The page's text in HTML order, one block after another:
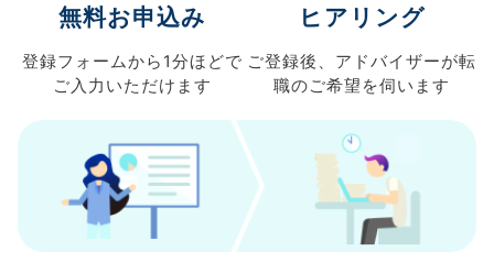
無料お申込み
登録フォームから 1分ほどで
ご入力 いただけます
ヒアリング
ご登録後、 アドバイザーが転
職のご希望を伺います